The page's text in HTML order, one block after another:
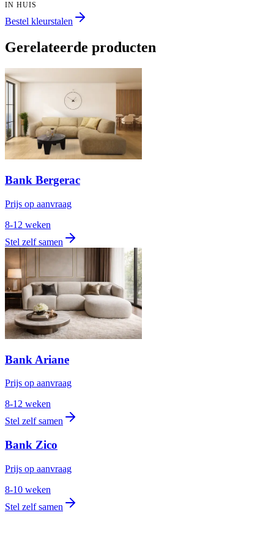
IN HUIS
Bestel kleurstalen
Gerelateerde producten
Bank Bergerac
Prijs op aanvraag
8-12 weken
Stel zelf samen
Bank Ariane
Prijs op aanvraag
8-12 weken
Stel zelf samen
Bank Zico
Prijs op aanvraag
8-10 weken
Stel zelf samen